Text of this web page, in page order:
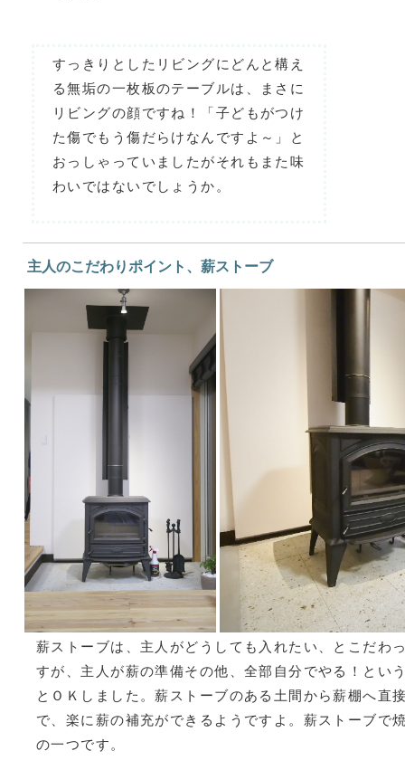
すっきりとしたリビングにどんと構え
る無垢の一枚板のテーブルは、まさに
リビングの顔ですね！「子どもがつけ
た傷でもう傷だらけなんですよ～」と
おっしゃっていましたがそれもまた味
わいではないでしょうか。
主人のこだわりポイント、薪ストーブ
薪ストーブは、主人がどうしても入れたい、とこだわ
すが、主人が薪の準備その他、全部自分でやる！とい
とＯＫしました。薪ストーブのある土間から薪棚へ直
で、楽に薪の補充ができるようですよ。薪ストーブで
の一つです。